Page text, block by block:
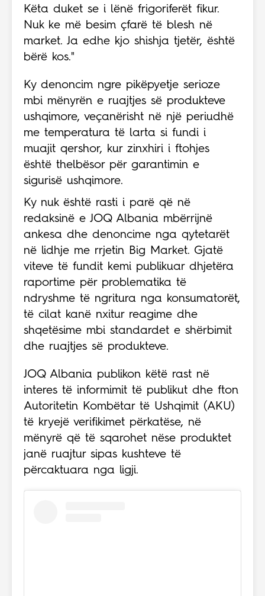
Këta duket se i lënë frigoriferët fikur.
Nuk ke më besim çfarë të blesh në
market. Ja edhe kjo shishja tjetër, është
bërë kos."
Ky denoncim ngre pikëpyetje serioze
mbi mënyrën e ruajtjes së produkteve
ushqimore, veçanërisht në një periudhë
me temperatura të larta si fundi i
muajit qershor, kur zinxhiri i ftohjes
është thelbësor për garantimin e
sigurisë ushqimore.
Ky nuk është rasti i parë që në
redaksinë e JOQ Albania mbërrijnë
ankesa dhe denoncime nga qytetarët
në lidhje me rrjetin Big Market. Gjatë
viteve të fundit kemi publikuar dhjetëra
raportime për problematika të
ndryshme të ngritura nga konsumatorët,
të cilat kanë nxitur reagime dhe
shqetësime mbi standardet e shërbimit
dhe ruajtjes së produkteve.
JOQ Albania publikon këtë rast në
interes të informimit të publikut dhe fton
Autoritetin Kombëtar të Ushqimit (AKU)
të kryejë verifikimet përkatëse, në
mënyrë që të sqarohet nëse produktet
janë ruajtur sipas kushteve të
përcaktuara nga ligji.